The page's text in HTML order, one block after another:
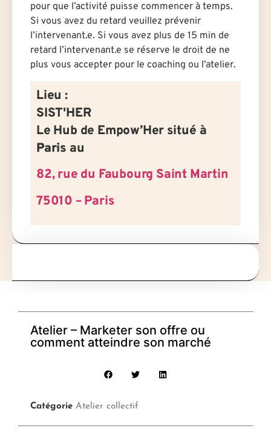
pour que l’activité puisse commencer à temps.
Si vous avez du retard veuillez prévenir
l’intervenant.e. Si vous avez plus de 15 min de
retard l’intervenant.e se réserve le droit de ne
plus vous accepter pour le coaching ou l’atelier.
Lieu :
SIST'HER
Le Hub de Empow’Her situé à
Paris au
82, rue du Faubourg Saint Martin
75010 – Paris
Atelier – Marketer son offre ou
comment atteindre son marché
Catégorie Atelier collectif